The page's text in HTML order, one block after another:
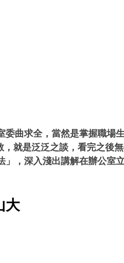
曲求全，當然是掌握職場
就是泛泛之談，看完之後無
」，深入淺出講解在辦公室
大